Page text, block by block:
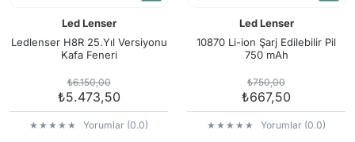
Led Lenser
Ledlenser H8R 25.Yıl Versiyonu
Kafa Feneri
₺6.150,00
₺5.473,50
Yorumlar (0.0)
Led Lenser
10870 Li-ion Şarj Edilebilir Pil
750 mAh
₺750,00
₺667,50
Yorumlar (0.0)